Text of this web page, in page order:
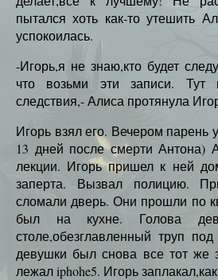
пытался хоть как-то утешить
успокоилась.
-Игорь,я не знаю,кто будет
что возьми эти записи. Тут
следствия,- Алиса протянула
Игорь взял его. Вечером парень
13 дней после смерти Антона)
лекции. Игорь пришел к ней
заперта. Вызвал полицию.
сломали дверь. Они прошли по
был на кухне. Голова
столе,обезглавленный труп
девушки был снова все тот же
лежал iphohe5. Игорь